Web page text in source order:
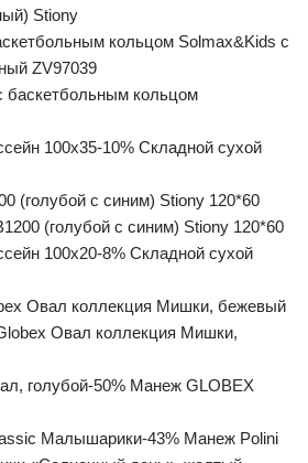
Stiony
баскетбольным кольцом
-10% Складной сухой
(голубой с синим) Stiony 120*60
-8% Складной сухой
Овал коллекция Мишки,
-50% Манеж GLOBEX
-43% Манеж Polini